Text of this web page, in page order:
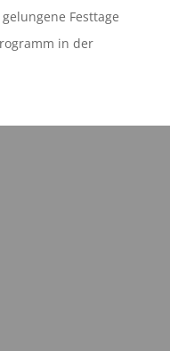
Festtage
in der